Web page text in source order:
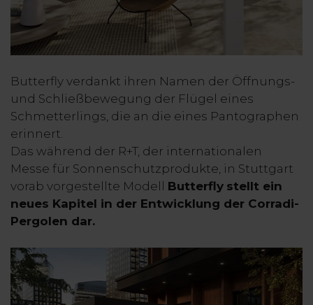
Butterfly verdankt ihren Namen der Öffnungs-
und Schließbewegung der Flügel eines
Schmetterlings, die an die eines Pantographen
erinnert.
Das während der R+T, der internationalen
Messe für Sonnenschutzprodukte, in Stuttgart
vorab vorgestellte Modell Butterfly stellt ein
neues Kapitel in der Entwicklung der Corradi-
Pergolen dar.